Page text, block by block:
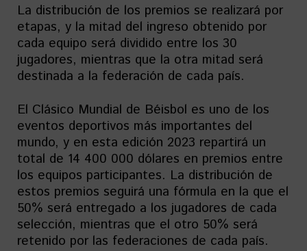
La distribución de los premios se realizará por
etapas, y la mitad del ingreso obtenido por
cada equipo será dividido entre los 30
jugadores, mientras que la otra mitad será
destinada a la federación de cada país.
El Clásico Mundial de Béisbol es uno de los
eventos deportivos más importantes del
mundo, y en esta edición 2023 repartirá un
total de 14 400 000 dólares en premios entre
los equipos participantes. La distribución de
estos premios seguirá una fórmula en la que el
50% será entregado a los jugadores de cada
selección, mientras que el otro 50% será
retenido por las federaciones de cada país.